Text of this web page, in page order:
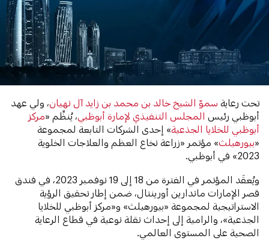
تحت رعاية سموّ الشيخ خالد بن محمد بن زايد آل نهيان، ولي عهد
أبوظبي رئيس المجلس التنفيذي لإمارة أبوظبي، يُنظِّم «مركز
أبوظبي للخلايا الجذعية» إحدى الشركات التابعة لمجموعة
«بيورهيلث» مؤتمر «زراعة نخاع العظم والعلاجات الخلوية
2023» في أبوظبي.
ويُعقَد المؤتمر في الفترة من 18 إلى 19 نوفمبر 2023، في فندق
قصر الإمارات ماندارين أورينتال، ضمن إطار تحقيق الرؤية
الاستراتيجية لمجموعة «بيورهيلث» و«مركز أبوظبي للخلايا
الجذعية»، والرامية إلى إحداث نقلة نوعية في قطاع الرعاية
الصحية على المستوى العالمي.